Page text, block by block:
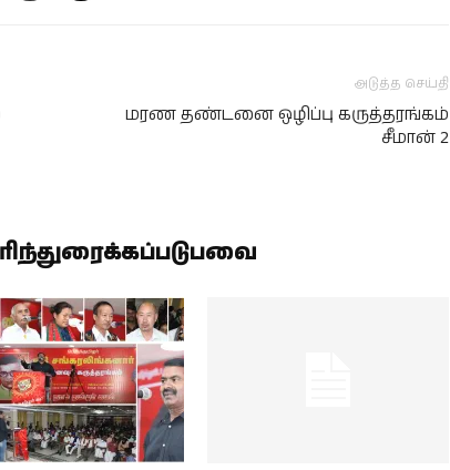
அடுத்த செய்தி
மரண தண்டனை ஒழிப்பு கருத்தரங்கம்
சீமான் 2